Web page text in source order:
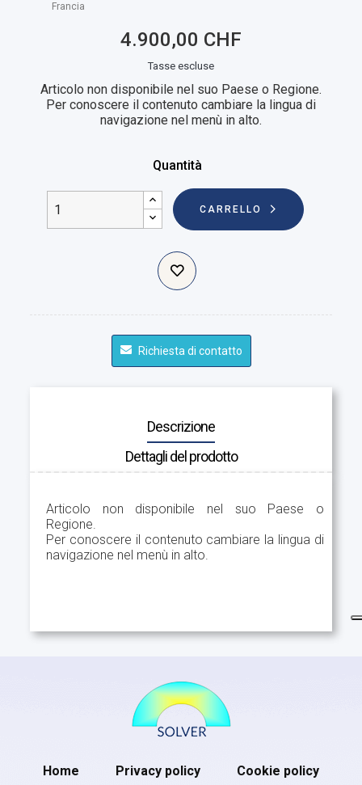
Francia
4.900,00 CHF
Tasse escluse
Articolo non disponibile nel suo Paese o Regione.
Per conoscere il contenuto cambiare la lingua di
navigazione nel menù in alto.
Quantità
CARRELLO
Richiesta di contatto
Descrizione
Dettagli del prodotto
Articolo non disponibile nel suo Paese o
Regione.
Per conoscere il contenuto cambiare la lingua di
navigazione nel menù in alto.
Home Privacy policy
Cookie policy